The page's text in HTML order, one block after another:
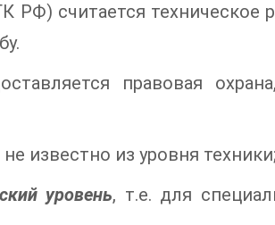
РФ) считается
правовая
не известно из уровня техники;
уровень, т.е. для